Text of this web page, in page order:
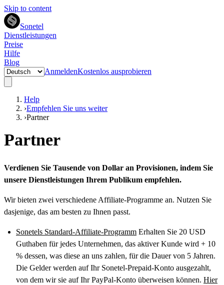
Skip to content
Sonetel
Dienstleistungen
Preise
Hilfe
Blog
AnmeldenKostenlos ausprobieren
Help
›Empfehlen Sie uns weiter
›Partner
Partner
Verdienen Sie Tausende von Dollar an Provisionen, indem Sie
unsere Dienstleistungen Ihrem Publikum empfehlen.
Wir bieten zwei verschiedene Affiliate-Programme an. Nutzen Sie
dasjenige, das am besten zu Ihnen passt.
Sonetels Standard-Affiliate-Programm Erhalten Sie 20 USD
Guthaben für jedes Unternehmen, das aktiver Kunde wird + 10
% dessen, was diese an uns zahlen, für die Dauer von 5 Jahren.
Die Gelder werden auf Ihr Sonetel-Prepaid-Konto ausgezahlt,
von dem wir sie auf Ihr PayPal-Konto überweisen können. Hier